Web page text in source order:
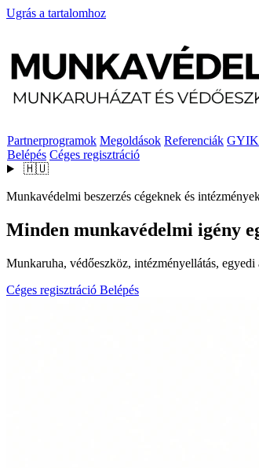
Ugrás a tartalomhoz
Partnerprogramok Megoldások Referenciák GYIK
Belépés Céges regisztráció
🇭🇺
Munkavédelmi beszerzés cégeknek és
Minden munkavédelmi igény
Munkaruha, védőeszköz, intézményellátás, egyedi
Céges regisztráció Belépés